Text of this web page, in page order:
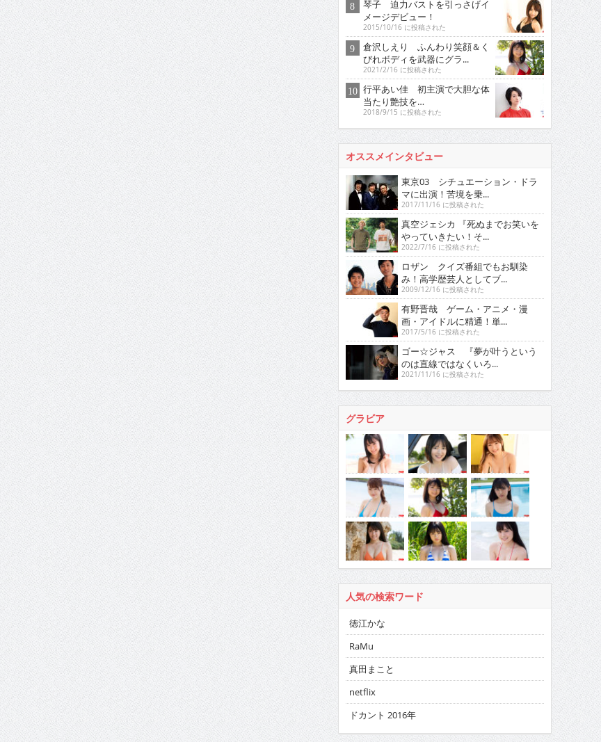
琴子 迫力バストを引っさげイ
メージデビュー！
2015/10/16 に投稿された
倉沢しえり ふんわり笑顔＆く
びれボディを武器にグラ...
2021/2/16 に投稿された
行平あい佳 初主演で大胆な体
当たり艶技を…
2018/9/15 に投稿された
オススメインタビュー
東京03 シチュエーション・ドラ
マに出演！苦境を乗...
2017/11/16 に投稿された
真空ジェシカ 『死ぬまでお笑いを
やっていきたい！そ...
2022/7/16 に投稿された
ロザン クイズ番組でもお馴染
み！高学歴芸人としてブ...
2009/12/16 に投稿された
有野晋哉 ゲーム・アニメ・漫
画・アイドルに精通！単...
2017/5/16 に投稿された
ゴー☆ジャス 『夢が叶うという
のは直線ではなくいろ...
2021/11/16 に投稿された
グラビア
人気の検索ワード
徳江かな
RaMu
真田まこと
netflix
ドカント 2016年